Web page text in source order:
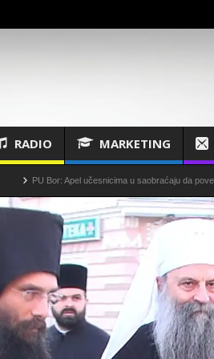
RADIO MARKETING
Apel učesnicima u saobraćaju da povećaju oprez!